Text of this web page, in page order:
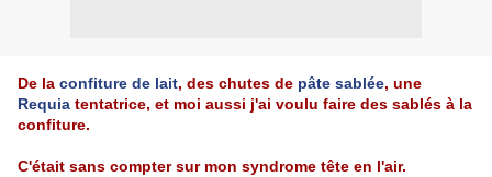
De la confiture de lait, des chutes de pâte sablée, une
Requia tentatrice, et moi aussi j'ai voulu faire des sablés à la
confiture.
C'était sans compter sur mon syndrome tête en l'air.